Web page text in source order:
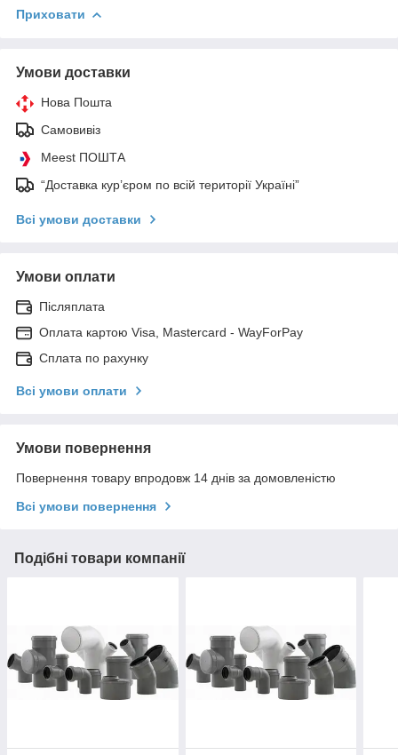
Приховати
Умови доставки
Нова Пошта
Самовивіз
Meest ПОШТА
“Доставка кур’єром по всій території Україні”
Всі умови доставки
Умови оплати
Післяплата
Оплата картою Visa, Mastercard - WayForPay
Сплата по рахунку
Всі умови оплати
Умови повернення
Повернення товару впродовж 14 днів за домовленістю
Всі умови повернення
Подібні товари компанії